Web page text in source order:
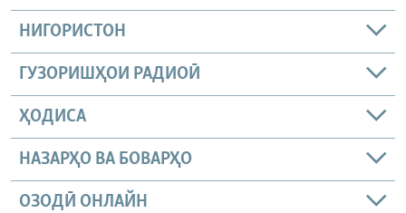
НИГОРИСТОН
ГУЗОРИШҲОИ РАДИОӢ
ҲОДИСА
НАЗАРҲО ВА БОВАРҲО
ОЗОДӢ ОНЛАЙН